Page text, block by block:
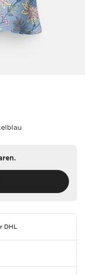
DHL